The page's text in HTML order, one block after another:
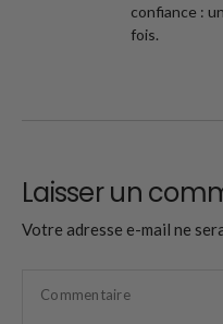
confiance :
fois.
Laisser un
Votre adresse e-mail ne
Commentaire